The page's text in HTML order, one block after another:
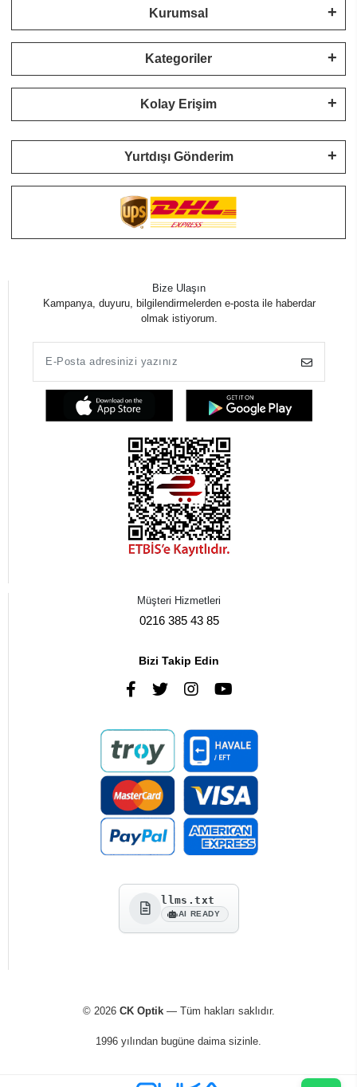
Kurumsal
Kategoriler
Kolay Erişim
Yurtdışı Gönderim
Bize Ulaşın
Kampanya, duyuru, bilgilendirmelerden e-posta ile haberdar
olmak istiyorum.
Müşteri Hizmetleri
0216 385 43 85
Bizi Takip Edin
llms.txt
AI READY
© 2026 CK Optik— Tüm hakları saklıdır.
1996 yılından bugüne daima sizinle.